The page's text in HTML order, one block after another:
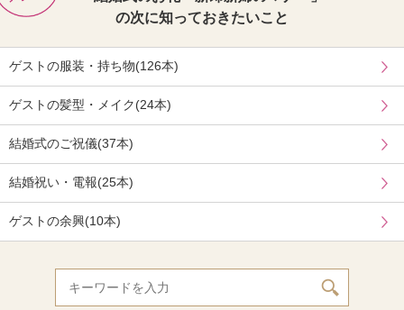
の次に知っておきたいこと
ゲストの服装・持ち物(126本)
ゲストの髪型・メイク(24本)
結婚式のご祝儀(37本)
結婚祝い・電報(25本)
ゲストの余興(10本)